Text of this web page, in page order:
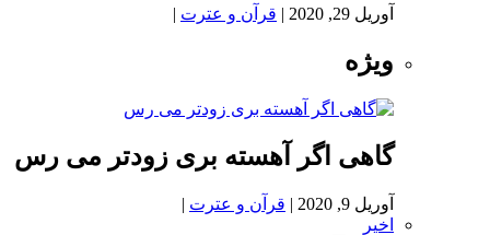
آوریل 29, 2020 | قرآن و عترت |
ویژه
گاهی اگر آهسته بری زودتر می رس
آوریل 9, 2020 | قرآن و عترت |
اخیر